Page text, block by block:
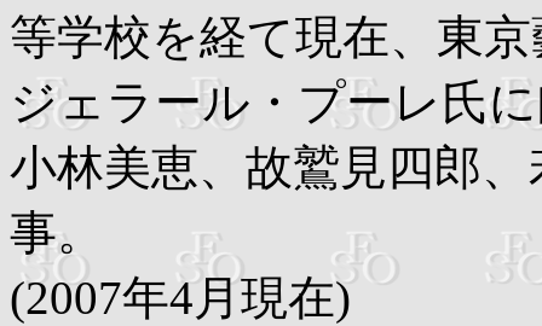
等学校を経て現在、東
ジェラール・プーレ氏
小林美恵、故鷲見四郎
事。
(2007年4月現在)